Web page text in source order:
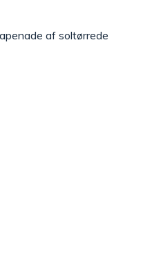
af soltørrede